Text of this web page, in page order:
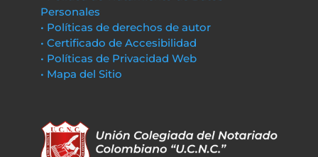
Personales
• Políticas de derechos de autor
• Certificado de Accesibilidad
• Políticas de Privacidad Web
• Mapa del Sitio